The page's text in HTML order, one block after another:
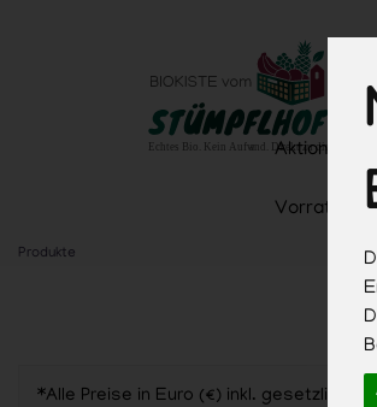
Aktionen
Vorrat &
Produkte
*Alle Preise in Euro (€) inkl.